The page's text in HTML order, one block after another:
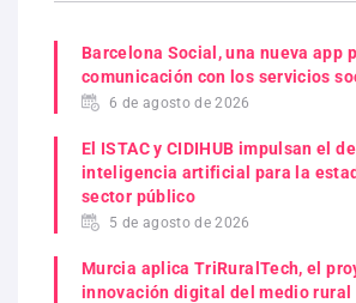
Barcelona Social, una nueva app
comunicación con los servicios
6 de agosto de 2026
El ISTAC y CIDIHUB impulsan el
inteligencia artificial para la
sector público
5 de agosto de 2026
Murcia aplica TriRuralTech, el
innovación digital del medio rural